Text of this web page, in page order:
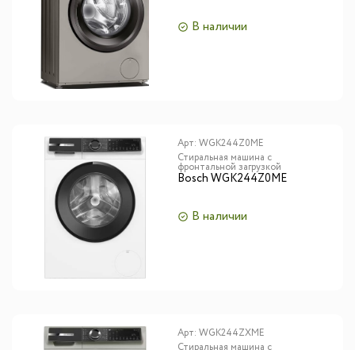
В наличии
Арт: WGK244Z0ME
Стиральная машина с
фронтальной загрузкой
Bosch WGK244Z0ME
В наличии
Арт: WGK244ZXME
Стиральная машина с